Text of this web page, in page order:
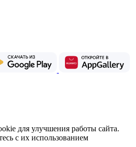
для улучшения работы сайта.
с их использованием